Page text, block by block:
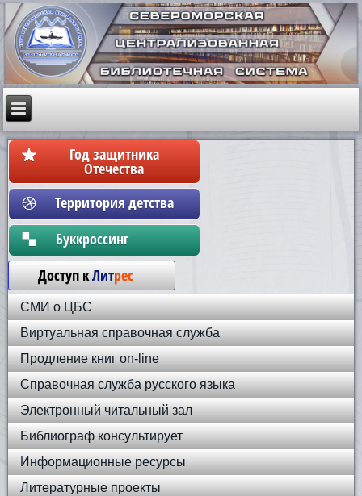
Год защитника
Отечества
Территория детства
Бyккpoccинг
Доступ кЛитрес
СМИ о ЦБС
Виртуальная справочная служба
Продление книг on-line
Справочная служба русского языка
Электронный читальный зал
Библиограф консультирует
Информационные ресурсы
Литературные проекты